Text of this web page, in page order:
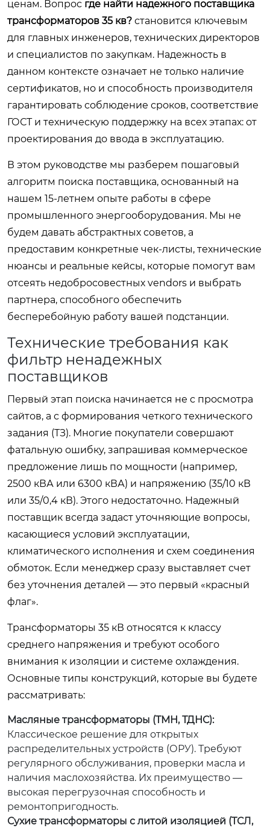
ценам. Вопрос где найти надежного поставщика
трансформаторов 35 кв? становится ключевым
для главных инженеров, технических директоров
и специалистов по закупкам. Надежность в
данном контексте означает не только наличие
сертификатов, но и способность производителя
гарантировать соблюдение сроков, соответствие
ГОСТ и техническую поддержку на всех этапах: от
проектирования до ввода в эксплуатацию.
В этом руководстве мы разберем пошаговый
алгоритм поиска поставщика, основанный на
нашем 15-летнем опыте работы в сфере
промышленного энергооборудования. Мы не
будем давать абстрактных советов, а
предоставим конкретные чек-листы, технические
нюансы и реальные кейсы, которые помогут вам
отсеять недобросовестных vendors и выбрать
партнера, способного обеспечить
бесперебойную работу вашей подстанции.
Технические требования как
фильтр ненадежных
поставщиков
Первый этап поиска начинается не с просмотра
сайтов, а с формирования четкого технического
задания (ТЗ). Многие покупатели совершают
фатальную ошибку, запрашивая коммерческое
предложение лишь по мощности (например,
2500 кВА или 6300 кВА) и напряжению (35/10 кВ
или 35/0,4 кВ). Этого недостаточно. Надежный
поставщик всегда задаст уточняющие вопросы,
касающиеся условий эксплуатации,
климатического исполнения и схем соединения
обмоток. Если менеджер сразу выставляет счет
без уточнения деталей — это первый «красный
флаг».
Трансформаторы 35 кВ относятся к классу
среднего напряжения и требуют особого
внимания к изоляции и системе охлаждения.
Основные типы конструкций, которые вы будете
рассматривать:
Масляные трансформаторы (ТМН, ТДНС):
Классическое решение для открытых
распределительных устройств (ОРУ). Требуют
регулярного обслуживания, проверки масла и
наличия маслохозяйства. Их преимущество —
высокая перегрузочная способность и
ремонтопригодность.
Сухие трансформаторы с литой изоляцией (ТСЛ,